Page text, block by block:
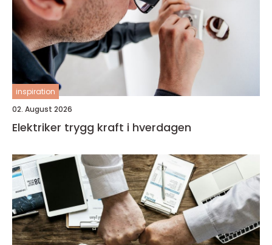
inspiration
02. August 2026
Elektriker trygg kraft i hverdagen